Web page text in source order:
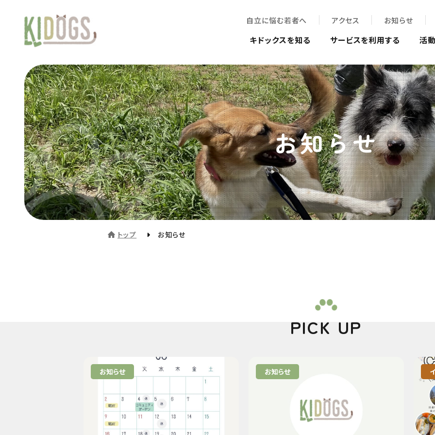
自立に悩む若者へ アクセス お知らせ
キドックスを知る サービスを利用する 活
お知らせ
トップ お知らせ
PICK UP
お知らせ お知らせ